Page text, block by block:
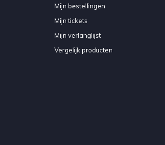
Mijn bestellingen
Mijn tickets
Mijn verlanglijst
Vergelijk producten